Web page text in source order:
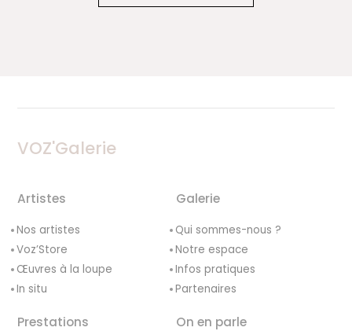
VOZ'Galerie
Artistes
Nos artistes
Voz’Store
Œuvres à la loupe
In situ
Galerie
Qui sommes-nous ?
Notre espace
Infos pratiques
Partenaires
Prestations On en parle